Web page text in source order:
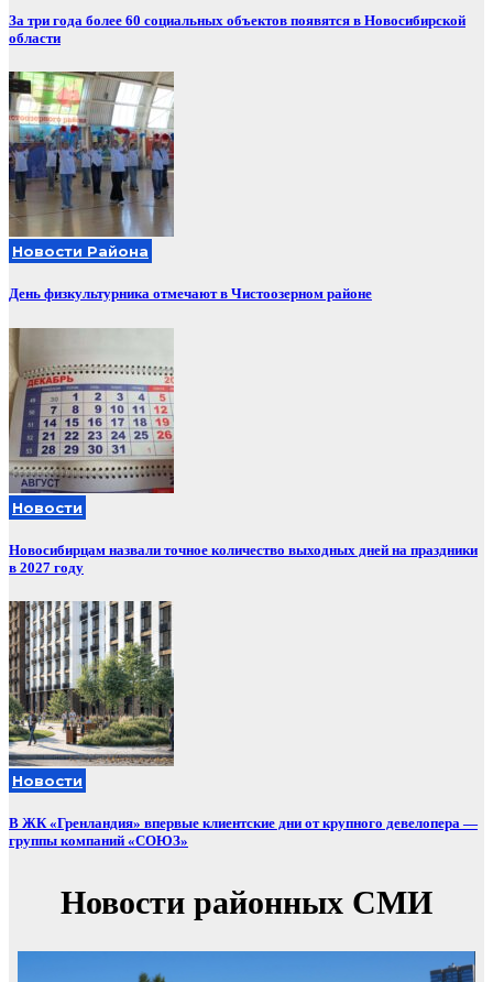
За три года более 60 социальных объектов появятся в Новосибирской
области
Новости Района
День физкультурника отмечают в Чистоозерном районе
Новости
Новосибирцам назвали точное количество выходных дней на праздники
в 2027 году
Новости
В ЖК «Гренландия» впервые клиентские дни от крупного девелопера —
группы компаний «СОЮЗ»